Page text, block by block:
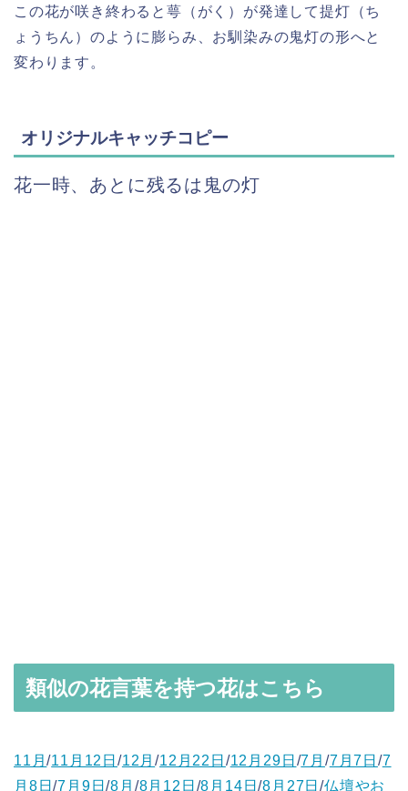
この花が咲き終わると萼（がく）が発達して提灯（ち
ょうちん）のように膨らみ、お馴染みの鬼灯の形へと
変わります。
オリジナルキャッチコピー
花一時、あとに残るは鬼の灯
類似の花言葉を持つ花はこちら
11月/11月12日/12月/12月22日 /12月29日 /7月 /7月7日 /7
月8日/7月9日/8月 /8月12日 /8月14日/8月27日/仏壇やお